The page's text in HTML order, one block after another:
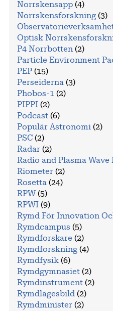
Norrskensapp (4)
Norrskensforskning (3)
Optisk
P4 Norrbotten (2)
Particle Environment
PEP (15)
Perseiderna (3)
Phobos-1 (2)
PIPPI
(2)
Podcast (6)
Populär Astronomi (2)
PSC (2)
Radar (2)
Radio and Plasma
Riometer (2)
Rosetta (24)
RPW (5)
RPWI
(9)
Rymd För Innovation
Rymdcampus (5)
Rymdforskare (2)
Rymdforskning (4)
Rymdfysik (6)
Rymdgymnasiet (2)
Rymdinstrument (2)
Rymdlägesbild (2)
Rymdminister (2)